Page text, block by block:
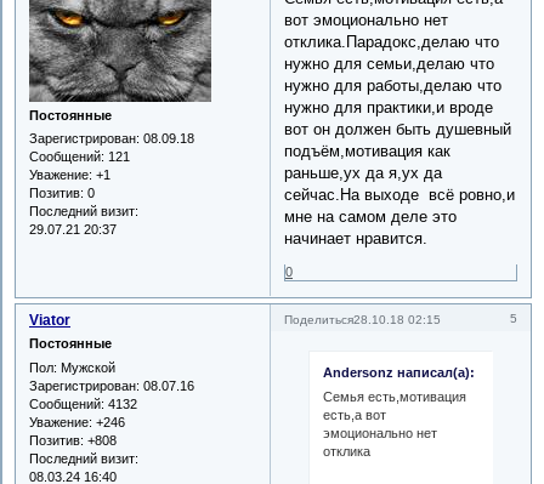
Постоянные
Зарегистрирован: 08.09.18
Сообщений: 121
Уважение: +1
Позитив: 0
Последний визит:
29.07.21 20:37
вот эмоционально нет
отклика.Парадокс,делаю что
нужно для семьи,делаю что
нужно для работы,делаю что
нужно для практики,и вроде
вот он должен быть душевный
подъём,мотивация как
раньше,ух да я,ух да
сейчас.На выходе всё ровно,и
мне на самом деле это
начинает нравится.
0
Поделиться 5
28.10.18 02:15
Viator
Постоянные
Пол: Мужской
Зарегистрирован: 08.07.16
Сообщений: 4132
Уважение: +246
Позитив: +808
Последний визит:
08.03.24 16:40
Andersonz написал(а):
Семья есть,мотивация
есть,а вот
эмоционально нет
отклика